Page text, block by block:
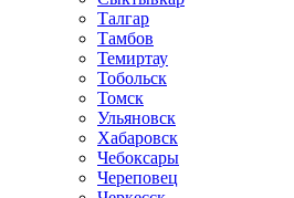
Талгар
Тамбов
Темиртау
Тобольск
Томск
Ульяновск
Хабаровск
Чебоксары
Череповец